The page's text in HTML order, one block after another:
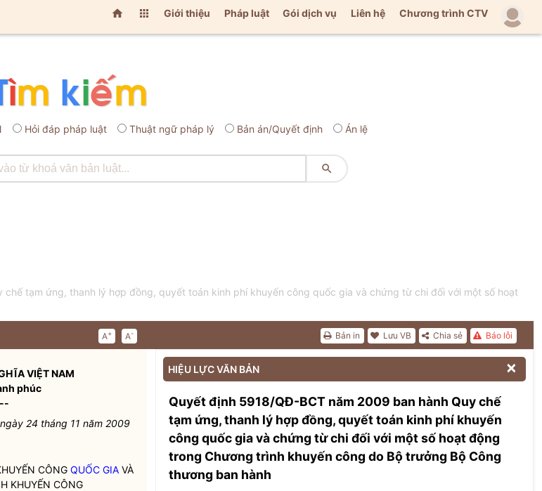
  Giới thiệu Pháp luật Gói dịch vụ Liên hệ Chương trình CTV
Hỏi đáp pháp luật Thuật ngữ pháp lý Bản án/Quyết định Án lệ

tạm ứng, thanh lý hợp đồng, quyết toán kinh phí khuyến công quốc gia và chứng từ chi đối với một số hoạt
A+ A- Báo lỗi
Chia sẻ
Lưu VB
Bản in
VIỆT NAM
phúc
24 tháng 11 năm 2009
CÔNG QUỐC GIA VÀ
KHUYẾN CÔNG
HIỆU LỰC VĂN BẢN 
Quyết định 5918/QĐ-BCT năm 2009 ban hành Quy chế
tạm ứng, thanh lý hợp đồng, quyết toán kinh phí khuyến
công quốc gia và chứng từ chi đối với một số hoạt động
trong Chương trình khuyến công do Bộ trưởng Bộ Công
thương ban hành